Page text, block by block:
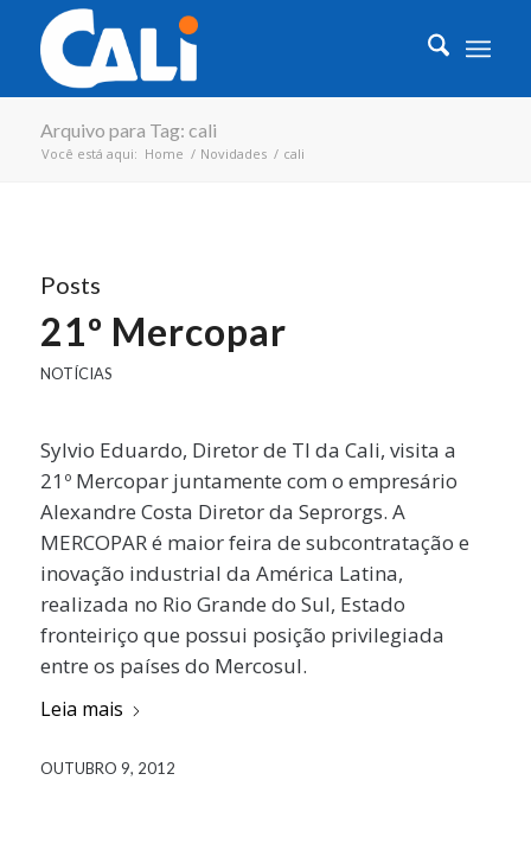
Arquivo para Tag: cali
Você está aqui: Home / Novidades / cali
Posts
21º Mercopar
NOTÍCIAS
Sylvio Eduardo, Diretor de TI da Cali, visita a
21º Mercopar juntamente com o empresário
Alexandre Costa Diretor da Seprorgs. A
MERCOPAR é maior feira de subcontratação e
inovação industrial da América Latina,
realizada no Rio Grande do Sul, Estado
fronteiriço que possui posição privilegiada
entre os países do Mercosul.
Leia mais
OUTUBRO 9, 2012